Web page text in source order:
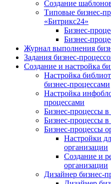
Создание
Типовые бизнес-
«Битрикс24»
Бизнес-
Бизнес-
Журнал выполнения
Задания бизнес-
Создание и настройка
Настройка
бизнес-процессами
Настройка
процессами
Бизнес-процессы
Бизнес-процессы
Бизнес-процессы
Настройки
организации
Создание и
организации
Дизайнер бизнес-